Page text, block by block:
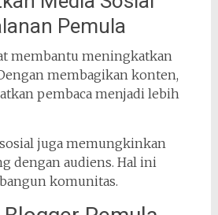
Pemula
membantu meningkatkan
membagikan konten,
pembaca menjadi lebih
juga memungkinkan
dengan audiens. Hal ini
komunitas.